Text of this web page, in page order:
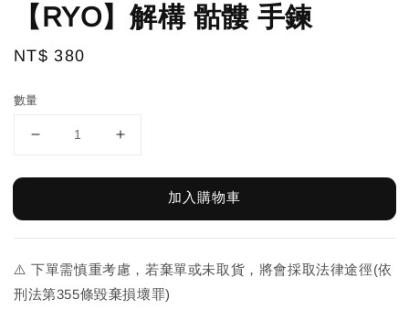
【RYO】解構 骷髏 手鍊
Regular
NT$ 380
數量
加入購物車
⚠️ 下單需慎重考慮，若棄單或未取貨，將會採取法律途徑(依
刑法第355條毀棄損壞罪)